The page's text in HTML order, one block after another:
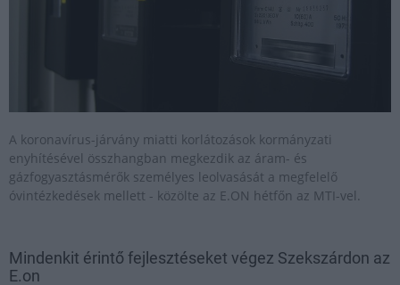
A koronavírus-járvány miatti korlátozások kormányzati
enyhítésével összhangban megkezdik az áram- és
gázfogyasztásmérők személyes leolvasását a megfelelő
óvintézkedések mellett - közölte az E.ON hétfőn az MTI-vel.
Mindenkit érintő fejlesztéseket végez Szekszárdon az
E.on